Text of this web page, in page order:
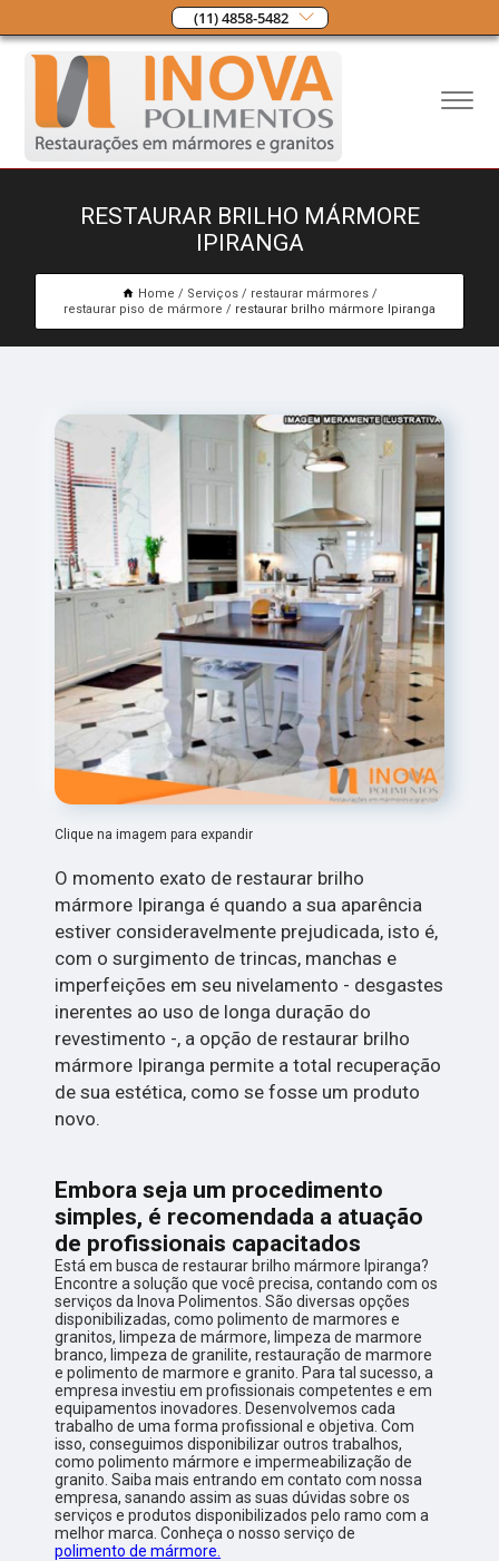
(11) 4858-5482
RESTAURAR BRILHO MÁRMORE
IPIRANGA
Home Serviços
restaurar mármores
restaurar piso de mármore
restaurar brilho mármore Ipiranga
Clique na imagem para expandir
O momento exato de restaurar brilho
mármore Ipiranga é quando a sua aparência
estiver consideravelmente prejudicada, isto é,
com o surgimento de trincas, manchas e
imperfeições em seu nivelamento - desgastes
inerentes ao uso de longa duração do
revestimento -, a opção de restaurar brilho
mármore Ipiranga permite a total recuperação
de sua estética, como se fosse um produto
novo.
Embora seja um procedimento
simples, é recomendada a atuação
de profissionais capacitados
Está em busca de restaurar brilho mármore Ipiranga?
Encontre a solução que você precisa, contando com os
serviços da Inova Polimentos. São diversas opções
disponibilizadas, como polimento de marmores e
granitos, limpeza de mármore, limpeza de marmore
branco, limpeza de granilite, restauração de marmore
e polimento de marmore e granito. Para tal sucesso, a
empresa investiu em profissionais competentes e em
equipamentos inovadores. Desenvolvemos cada
trabalho de uma forma profissional e objetiva. Com
isso, conseguimos disponibilizar outros trabalhos,
como polimento mármore e impermeabilização de
granito. Saiba mais entrando em contato com nossa
empresa, sanando assim as suas dúvidas sobre os
serviços e produtos disponibilizados pelo ramo com a
melhor marca. Conheça o nosso serviço de
polimento de mármore.